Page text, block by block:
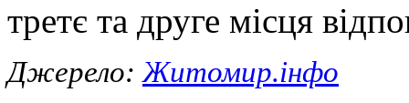
третє та друге місця
Джерело: Житомир.інфо